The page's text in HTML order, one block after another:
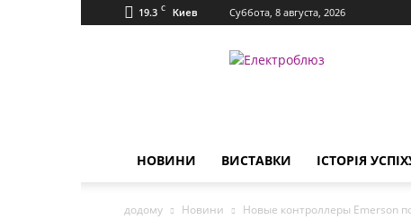
19.3 C Киев Суббота, 8 августа, 2026
Електроблюз
НОВИНИ ВИСТАВКИ ІСТОРІЯ
додому Новини Новые контроллеры Emerson